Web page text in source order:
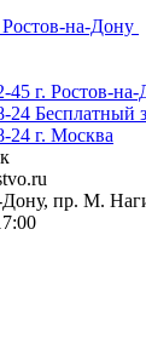
Ростов-на-Дону
45 г. Ростов-
24 Бесплатный
24 г. Москва
Дону, пр. М.